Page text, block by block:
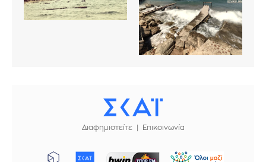
Διαφημιστείτε Επικοινωνία